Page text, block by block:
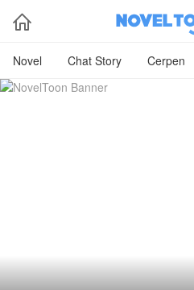

Novel Chat Story Cerpen